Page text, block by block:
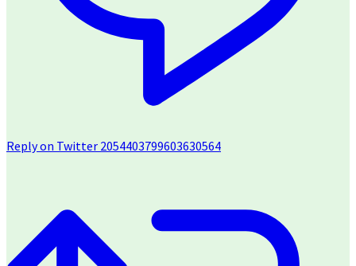
Reply on Twitter 2054403799603630564